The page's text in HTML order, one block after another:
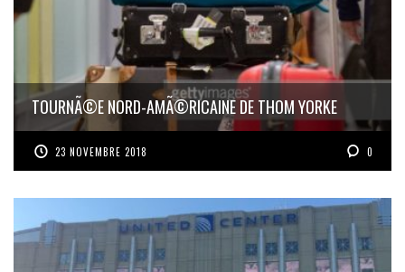
TOURNÃ©E NORD-AMÃ©RICAINE DE THOM YORKE
23 NOVEMBRE 2018 0